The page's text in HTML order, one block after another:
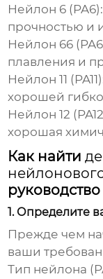
Нейлон 6 (PA6):
прочностью и
Нейлон 66
плавления и
Нейлон 11
хорошей
Нейлон 12
хорошая
Как найти
руководство
1. Определите
Прежде чем
ваши
Тип нейлона